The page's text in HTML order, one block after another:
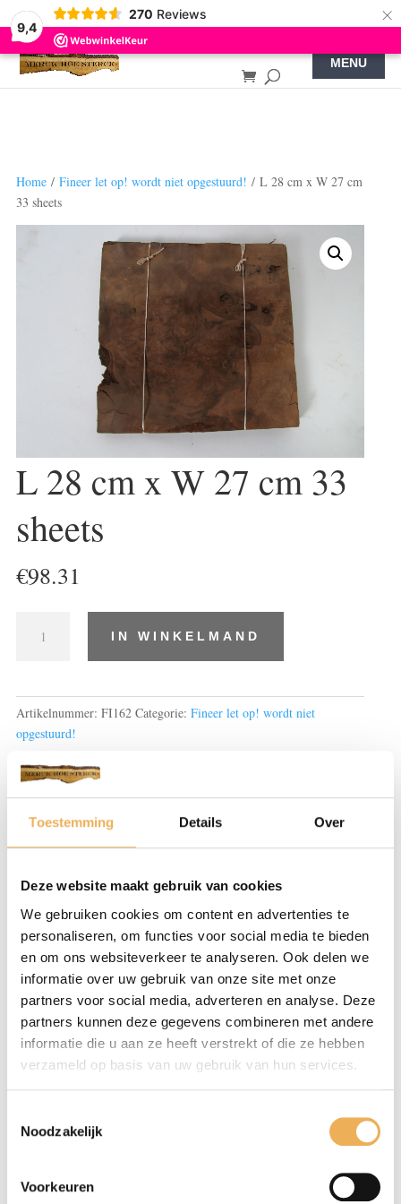
Toestemming Details Over
Deze website maakt gebruik van cookies
We gebruiken cookies om content en advertenties te
personaliseren, om functies voor social media te bieden
en om ons websiteverkeer te analyseren. Ook delen we
informatie over uw gebruik van onze site met onze
partners voor social media, adverteren en analyse. Deze
partners kunnen deze gegevens combineren met andere
informatie die u aan ze heeft verstrekt of die ze hebben
verzameld op basis van uw gebruik van hun services.
Noodzakelijk
Voorkeuren
9,4
270 Reviews ×
Home/ Fineer let op! wordt niet opgestuurd! / L 28 cm x W 27 cm
33 sheets
L 28 cm x W 27 cm 33
sheets
€98.31
cm
33
sheets
IN WINKELMAND
Artikelnummer: FI162 Categorie: Fineer let op! wordt niet
opgestuurd!
28 × 27 cm
GERELATEERDE PRODUCTEN